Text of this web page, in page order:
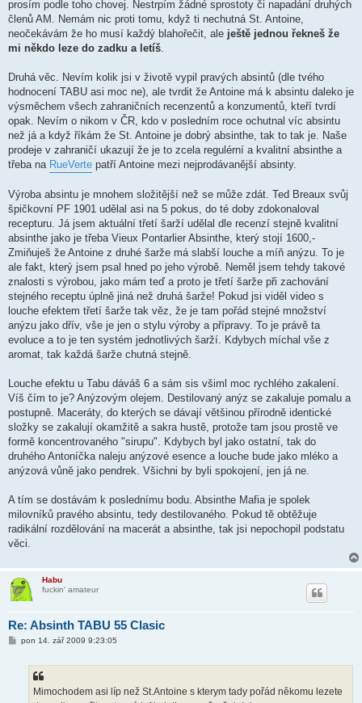
p
ě
e
k
prosím podle toho chovej. Nestrpím žádné sprostoty či napadání druhých
členů AM. Nemám nic proti tomu, když ti nechutná St. Antoine,
neočekávám že ho musí každý blahořečit, ale ještě jednou řekneš že
mi někdo leze do zadku a letíš
Druhá věc. Nevím kolik jsi v životě vypil pravých absintů (dle tvého
hodnocení TABU asi moc ne), ale tvrdit že Antoine má k absintu daleko je
výsměchem všech zahraničních recenzentů a konzumentů, kteří tvrdí
opak. Nevím o nikom v ČR, kdo v posledním roce ochutnal víc absintu
než já a když říkám že St. Antoine je dobrý absinthe, tak to tak je. Naše
prodeje v zahraničí ukazují že je to zcela regulérní a kvalitní absinthe a
třeba na RueVerte patří Antoine mezi nejprodávanější absinty.
Výroba absintu je mnohem složitější než se může zdát. Ted Breaux svůj
špičkovní PF 1901 udělal asi na 5 pokus, do té doby zdokonaloval
recepturu. Já jsem aktuální třetí šarží udělal dle recenzí stejně kvalitní
absinthe jako je třeba Vieux Pontarlier Absinthe, který stojí 1600,-
Zmiňuješ že Antoine z druhé šarže má slabší louche a míň anýzu. To je
ale fakt, který jsem psal hned po jeho výrobě. Neměl jsem tehdy takové
znalosti s výrobou, jako mám teď a proto je třetí šarže při zachování
stejného receptu úplně jiná než druhá šarže! Pokud jsi viděl video s
louche efektem třetí šarže tak věz, že je tam pořád stejné množství
anýzu jako dřív, vše je jen o stylu výroby a přípravy. To je právě ta
evoluce a to je ten systém jednotlivých šarží. Kdybych míchal vše z
aromat, tak každá šarže chutná stejně.
Louche efektu u Tabu dáváš 6 a sám sis všiml moc rychlého zakalení.
Víš čím to je? Anýzovým olejem. Destilovaný anýz se zakaluje pomalu a
postupně. Maceráty, do kterých se dávají většinou přírodně identické
složky se zakalují okamžitě a sakra hustě, protože tam jsou prostě ve
formě koncentrovaného "sirupu". Kdybych byl jako ostatní, tak do
druhého Antoníčka naleju anýzové esence a louche bude jako mléko a
anýzová vůně jako pendrek. Všichni by byli spokojení, jen já ne.
A tím se dostávám k poslednímu bodu. Absinthe Mafia je spolek
milovníků pravého absintu, tedy destilovaného. Pokud tě obtěžuje
radikální rozdělování na macerát a absinthe, tak jsi nepochopil podstatu
věci.
Habu
fuckin' amateur
Re: Absinth TABU 55 Clasic
Ppon 14. zář 2009 9:23:05
Mimochodem asi líp než St.Antoine s kterym tady pořád někomu lezete